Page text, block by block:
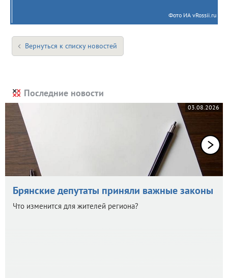
Фото ИА vRossii.ru
Вернуться к списку новостей
Последние новости
03.08.2026
Брянские депутаты приняли важные законы
Что изменится для жителей региона?